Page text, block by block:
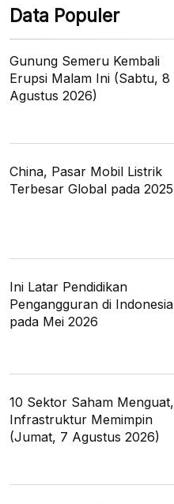
Data Populer
Gunung Semeru Kembali
Erupsi Malam Ini (Sabtu, 8
Agustus 2026)
China, Pasar Mobil Listrik
Terbesar Global pada 2025
Ini Latar Pendidikan
Pengangguran di Indonesia
pada Mei 2026
10 Sektor Saham Menguat,
Infrastruktur Memimpin
(Jumat, 7 Agustus 2026)